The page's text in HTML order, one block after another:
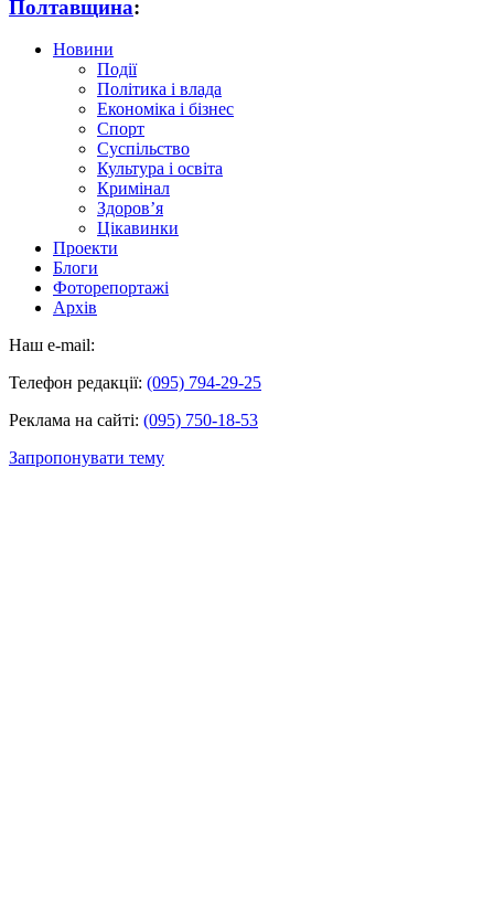
Полтавщина:
Новини
Події
Політика і влада
Економіка і бізнес
Спорт
Суспільство
Культура і освіта
Кримінал
Здоров’я
Цікавинки
Проекти
Блоги
Фоторепортажі
Архів
Наш e-mail:
Телефон редакції: (095) 794-29-25
Реклама на сайті: (095) 750-18-53
Запропонувати тему